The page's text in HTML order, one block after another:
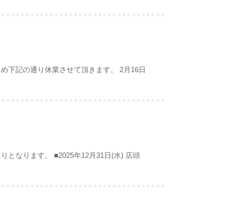
下記の通り休業させて頂きます。 2月16日
となります。 ■2025年12月31日(水) 店頭